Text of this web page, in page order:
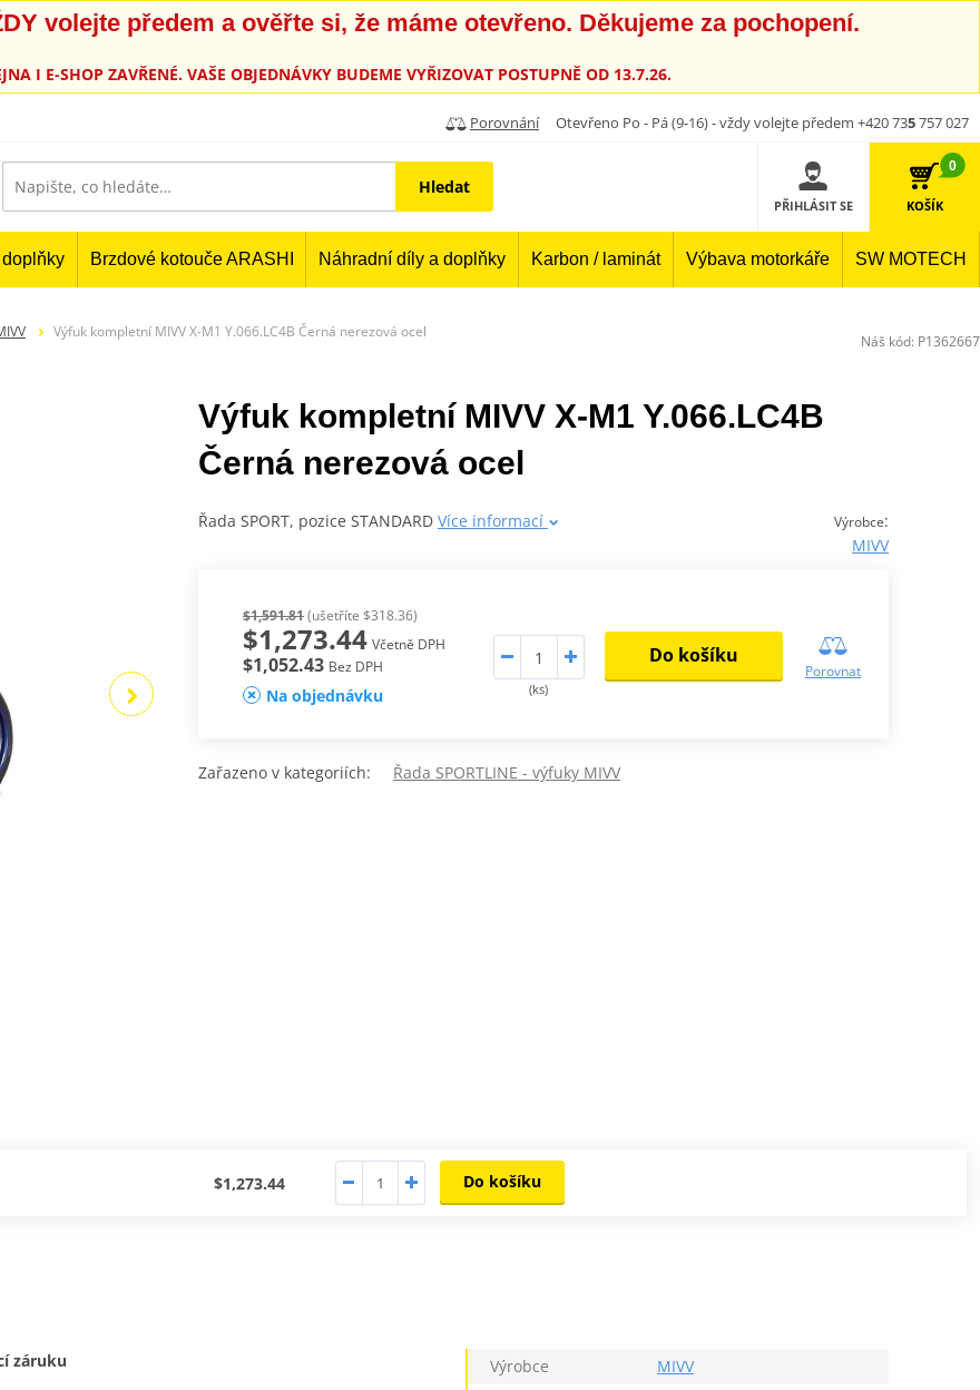
volejte předem a ověřte si, že máme otevřeno. Děkujeme za pochopení.
I E-SHOP ZAVŘENÉ. VAŠE OBJEDNÁVKY BUDEME VYŘIZOVAT POSTUPNĚ OD 13.7.26.
Porovnání Otevřeno Po - Pá (9-16) - vždy volejte předem +420 735757 027
Hledat
PŘIHLÁSIT SE
0
KOŠÍK
Brzdové kotouče ARASHI Náhradní díly a doplňky Karbon / laminát Výbava motorkáře SW MOTECH
Výfuk kompletní MIVV X-M1 Y.066.LC4B Černá nerezová ocel
Výfuk kompletní MIVV X-M1 Y.066.LC4B
Černá nerezová ocel
Výrobce:
MIVV
Řada SPORT, pozice STANDARD Více informací
$1,591.81(ušetříte $318.36)
$1,273.44 Včetně DPH
$1,052.43 Bez DPH
Na objednávku (ks)
Do košíku
Porovnat
Zařazeno v kategoriích: Řada SPORTLINE - výfuky MIVV
$1,273.44 Do košíku
záruku Výrobce
MIVV
Náš kód: P1362667